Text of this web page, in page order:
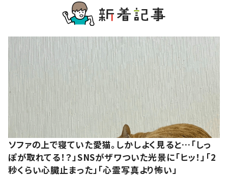
ソファの上で寝ていた愛猫。しかしよく見ると…「しっ
ぽが取れてる！？」SNSがザワついた光景に「ヒッ！」「2
秒くらい心臓止まった」「心霊写真より怖い」